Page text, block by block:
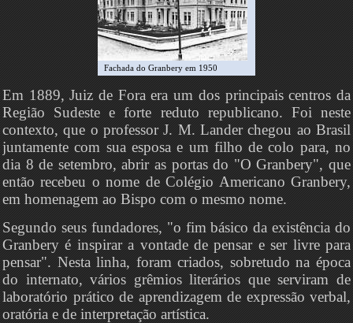
Fachada do Granbery em 1950
Em 1889, Juiz de Fora era um dos principais centros da
Região Sudeste e forte reduto republicano. Foi neste
contexto, que o professor J. M. Lander chegou ao Brasil
juntamente com sua esposa e um filho de colo para, no
dia 8 de setembro, abrir as portas do "O Granbery", que
então recebeu o nome de Colégio Americano Granbery,
em homenagem ao Bispo com o mesmo nome.
Segundo seus fundadores, "o fim básico da existência do
Granbery é inspirar a vontade de pensar e ser livre para
pensar". Nesta linha, foram criados, sobretudo na época
do internato, vários grêmios literários que serviram de
laboratório prático de aprendizagem de expressão verbal,
oratória e de interpretação artística.